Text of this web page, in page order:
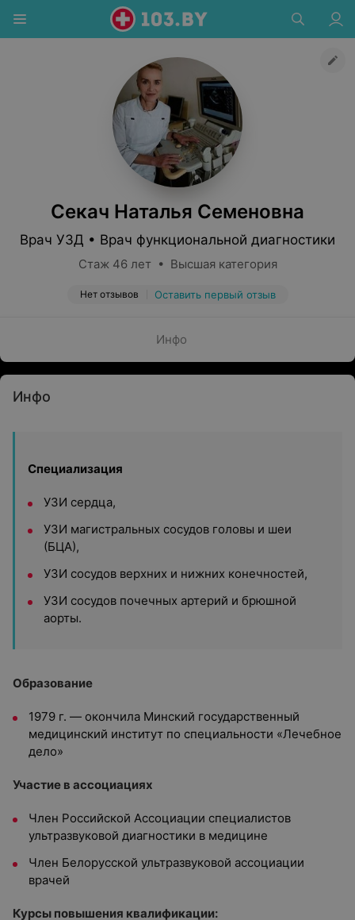
Секач Наталья Семеновна
Врач УЗД • Врач функциональной диагностики
Стаж 46 лет • Высшая категория
Нет отзывов Оставить первый отзыв
Инфо
Инфо
Специализация
УЗИ сердца,
УЗИ магистральных сосудов головы и шеи
(БЦА),
УЗИ сосудов верхних и нижних конечностей,
УЗИ сосудов почечных артерий и брюшной
аорты.
Образование
1979 г. — окончила Минский государственный
медицинский институт по специальности «Лечебное
дело»
Участие в ассоциациях
Член Российской Ассоциации специалистов
ультразвуковой диагностики в медицине
Член Белорусской ультразвуковой ассоциации
врачей
Курсы повышения квалификации: